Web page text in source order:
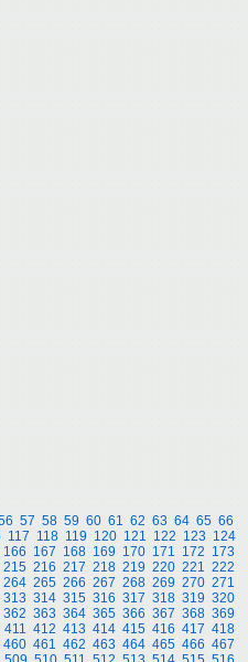
57 58 59 60 61 62 63 64 65 66
117 118 119 120 121 122 123 124
166 167 168 169 170 171 172 173
215 216 217 218 219 220 221 222
264 265 266 267 268 269 270 271
313 314 315 316 317 318 319 320
362 363 364 365 366 367 368 369
411 412 413 414 415 416 417 418
460 461 462 463 464 465 466 467